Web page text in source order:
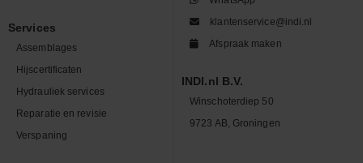
Services
Assemblages
Hijscertificaten
Hydrauliek services
Reparatie en revisie
Verspaning
klantenservice@indi.nl
Afspraak maken
INDI.nl B.V.
Winschoterdiep 50
9723 AB, Groningen